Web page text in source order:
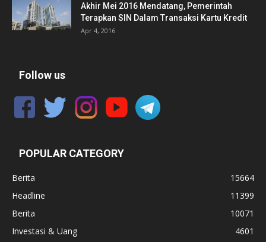
Akhir Mei 2016 Mendatang, Pemerintah
Terapkan SIN Dalam Transaksi Kartu Kredit
Apr 4, 2016
Follow us
POPULAR CATEGORY
Berita
15664
Headline
11399
Berita
10071
Investasi & Uang
4601